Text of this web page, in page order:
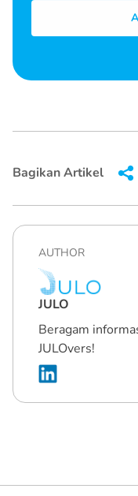
Bagikan Artikel
AUTHOR
JULO
Beragam
JULOvers!